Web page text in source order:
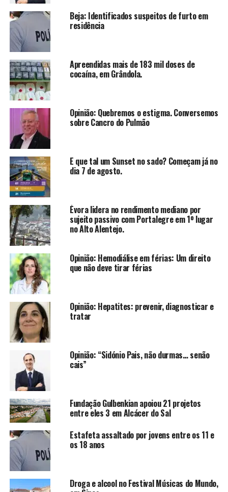
Beja: Identificados suspeitos de furto em
residência
Apreendidas mais de 183 mil doses de
cocaína, em Grândola.
Opinião: Quebremos o estigma. Conversemos
sobre Cancro do Pulmão
E que tal um Sunset no sado? Começam já no
dia 7 de agosto.
Évora lidera no rendimento mediano por
sujeito passivo com Portalegre em 1º lugar
no Alto Alentejo.
Opinião: Hemodiálise em férias: Um direito
que não deve tirar férias
Opinião: Hepatites: prevenir, diagnosticar e
tratar
Opinião: “Sidónio Pais, não durmas… senão
cais”
Fundação Gulbenkian apoiou 21 projetos
entre eles 3 em Alcácer do Sal
Estafeta assaltado por jovens entre os 11 e
os 18 anos
Droga e alcool no Festival Músicas do Mundo,